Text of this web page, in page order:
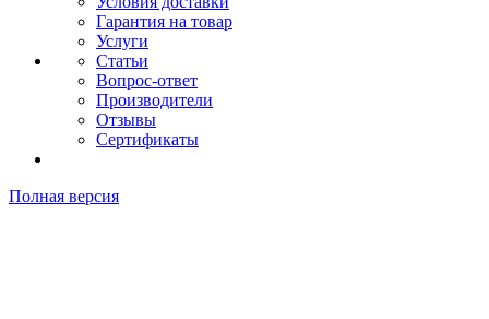
Гарантия на товар
Услуги
Статьи
Вопрос-ответ
Производители
Отзывы
Сертификаты
Полная версия